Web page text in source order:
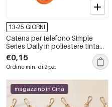
13-25 GIORNI
Catena per telefono Simple
Series Daily in poliestere tinta
unita
€0,15
Ordine min. di 2 pz.
magazzino in Cina